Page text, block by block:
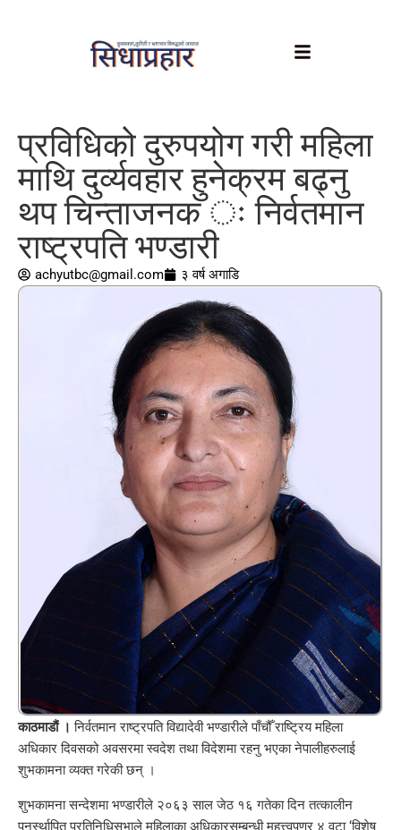
प्रविधिको दुरुपयोग गरी महिला
माथि दुर्व्यवहार हुनेक्रम बढ्नु
थप चिन्ताजनक ः निर्वतमान
राष्ट्रपति भण्डारी
achyutbc@gmail.com ३ वर्ष अगाडि
काठमाडौं । निर्वतमान राष्ट्रपति विद्यादेवी भण्डारीले पाँचौँ राष्ट्रिय महिला
अधिकार दिवसको अवसरमा स्वदेश तथा विदेशमा रहनु भएका नेपालीहरुलाई
शुभकामना व्यक्त गरेकी छन् ।
शुभकामना सन्देशमा भण्डारीले २०६३ साल जेठ १६ गतेका दिन तत्कालीन
पुनर्स्थापित प्रतिनिधिसभाले महिलाका अधिकारसम्बन्धी महत्त्वपूणर् ४ वटा ‘विशेष